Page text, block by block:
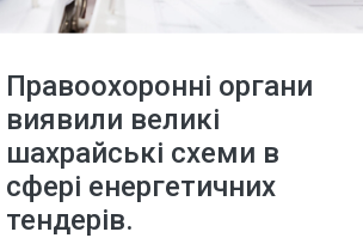
Правоохоронні органи
виявили великі
шахрайські схеми в
сфері енергетичних
тендерів.